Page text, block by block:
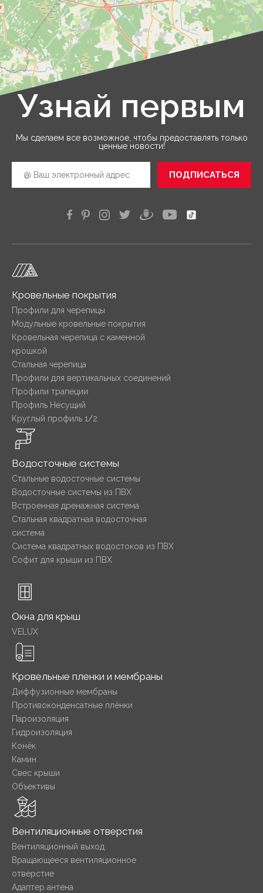
Узнай первым
Мы сделаем все возможное, чтобы предоставлять только
ценные новости!
ПОДПИСАТЬСЯ
Кровельные покрытия
Профили для черепицы
Модульные кровельные покрытия
Кровельная черепица с каменной
крошкой
Стальная черепица
Профили для вертикальных соединений
Профили трапеции
Профиль Несущий
Круглый профиль 1/2
Водосточные системы
Стальные водосточные системы
Водосточные системы из ПВХ
Встроенная дренажная система
Стальная квадратная водосточная
система
Система квадратных водостоков из ПВХ
Софит для крыши из ПВХ
Окна для крыш
VELUX
Кровельные пленки и мембраны
Диффузионные мембраны
Противоконденсатные плёнки
Пароизоляция
Гидроизоляция
Конёк
Камин
Свес крыши
Объективы
Вентиляционные отверстия
Вентиляционный выход
Вращающееся вентиляционное
отверстие
Адаптер антена